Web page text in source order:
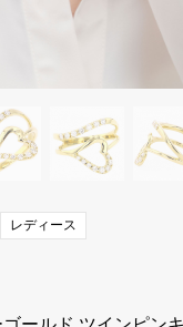
ブル
置き
ウォッチ
アル
ジナルジュエリー一覧
レディース